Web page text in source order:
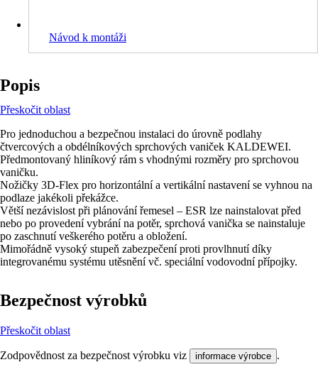
Návod k montáži
Popis
Přeskočit oblast
Pro jednoduchou a bezpečnou instalaci do úrovně podlahy
čtvercových a obdélníkových sprchových vaniček KALDEWEI.
Předmontovaný hliníkový rám s vhodnými rozměry pro sprchovou
vaničku.
Nožičky 3D-Flex pro horizontální a vertikální nastavení se vyhnou na
podlaze jakékoli překážce.
Větší nezávislost při plánování řemesel – ESR lze nainstalovat před
nebo po provedení vybrání na potěr, sprchová vanička se nainstaluje
po zaschnutí veškerého potěru a obložení.
Mimořádně vysoký stupeň zabezpečení proti provlhnutí díky
integrovanému systému utěsnění vč. speciální vodovodní přípojky.
Bezpečnost výrobků
Přeskočit oblast
Zodpovědnost za bezpečnost výrobku viz informace výrobce .